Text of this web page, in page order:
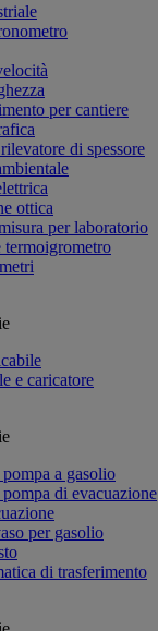
per cantiere
di spessore
ottica
per laboratorio
termoigrometro
e caricatore
a gasolio
di evacuazione
per gasolio
di trasferimento